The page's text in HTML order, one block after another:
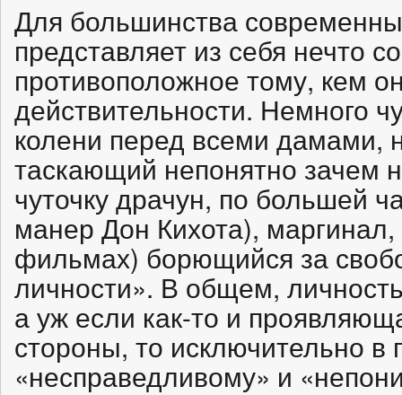
Для большинства
представляет из себя нечто
противоположное тому, кем
действительности. Немного
колени перед всеми дамами,
таскающий непонятно зачем
чуточку драчун, по большей
манер Дон Кихота), маргинал,
фильмах) борющийся за
личности». В общем,
а уж если как-то и
стороны, то исключительно в
«несправедливому» и